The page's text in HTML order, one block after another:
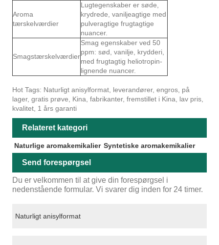
Aroma
tærskelværdier
Lugtegenskaber er søde,
krydrede, vaniljeagtige med
pulveragtige frugtagtige
nuancer.
Smagstærskelværdier
Smag egenskaber ved 50
ppm: sød, vanilje, krydderi,
med frugtagtig heliotropin-
lignende nuancer.
Hot Tags: Naturligt anisylformat, leverandører, engros, på
lager, gratis prøve, Kina, fabrikanter, fremstillet i Kina, lav pris,
kvalitet, 1 års garanti
Relateret kategori
Naturlige aromakemikalier Syntetiske aromakemikalier
Send forespørgsel
Du er velkommen til at give din forespørgsel i
nedenstående formular. Vi svarer dig inden for 24 timer.